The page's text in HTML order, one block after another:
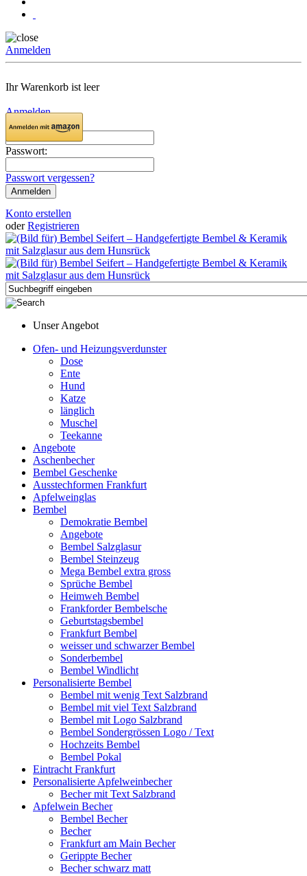
Anmelden
Ihr Warenkorb ist leer
Anmelden
Email:
Passwort:
Passwort vergessen?
Konto erstellen
oder Registrieren
Unser Angebot
Ofen- und Heizungsverdunster
Dose
Ente
Hund
Katze
länglich
Muschel
Teekanne
Angebote
Aschenbecher
Bembel Geschenke
Ausstechformen Frankfurt
Apfelweinglas
Bembel
Demokratie Bembel
Angebote
Bembel Salzglasur
Bembel Steinzeug
Mega Bembel extra gross
Sprüche Bembel
Heimweh Bembel
Frankforder Bembelsche
Geburtstagsbembel
Frankfurt Bembel
weisser und schwarzer Bembel
Sonderbembel
Bembel Windlicht
Personalisierte Bembel
Bembel mit wenig Text Salzbrand
Bembel mit viel Text Salzbrand
Bembel mit Logo Salzbrand
Bembel Sondergrössen Logo / Text
Hochzeits Bembel
Bembel Pokal
Eintracht Frankfurt
Personalisierte Apfelweinbecher
Becher mit Text Salzbrand
Apfelwein Becher
Bembel Becher
Becher
Frankfurt am Main Becher
Gerippte Becher
Becher schwarz matt